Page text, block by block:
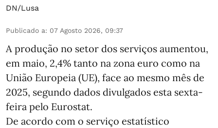
DN/Lusa
Publicado a: 07 Agosto 2026, 09:37
A produção no setor dos serviços aumentou,
em maio, 2,4% tanto na zona euro como na
União Europeia (UE), face ao mesmo mês de
2025, segundo dados divulgados esta sexta-
feira pelo Eurostat.
De acordo com o serviço estatístico